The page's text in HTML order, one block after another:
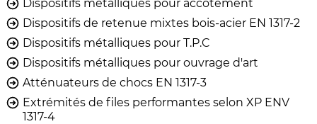
Dispositifs métalliques pour accotement
Dispositifs de retenue mixtes bois-acier EN 1317-2
Dispositifs métalliques pour T.P.C
Dispositifs métalliques pour ouvrage d'art
Atténuateurs de chocs EN 1317-3
Extrémités de files performantes selon XP ENV
1317-4